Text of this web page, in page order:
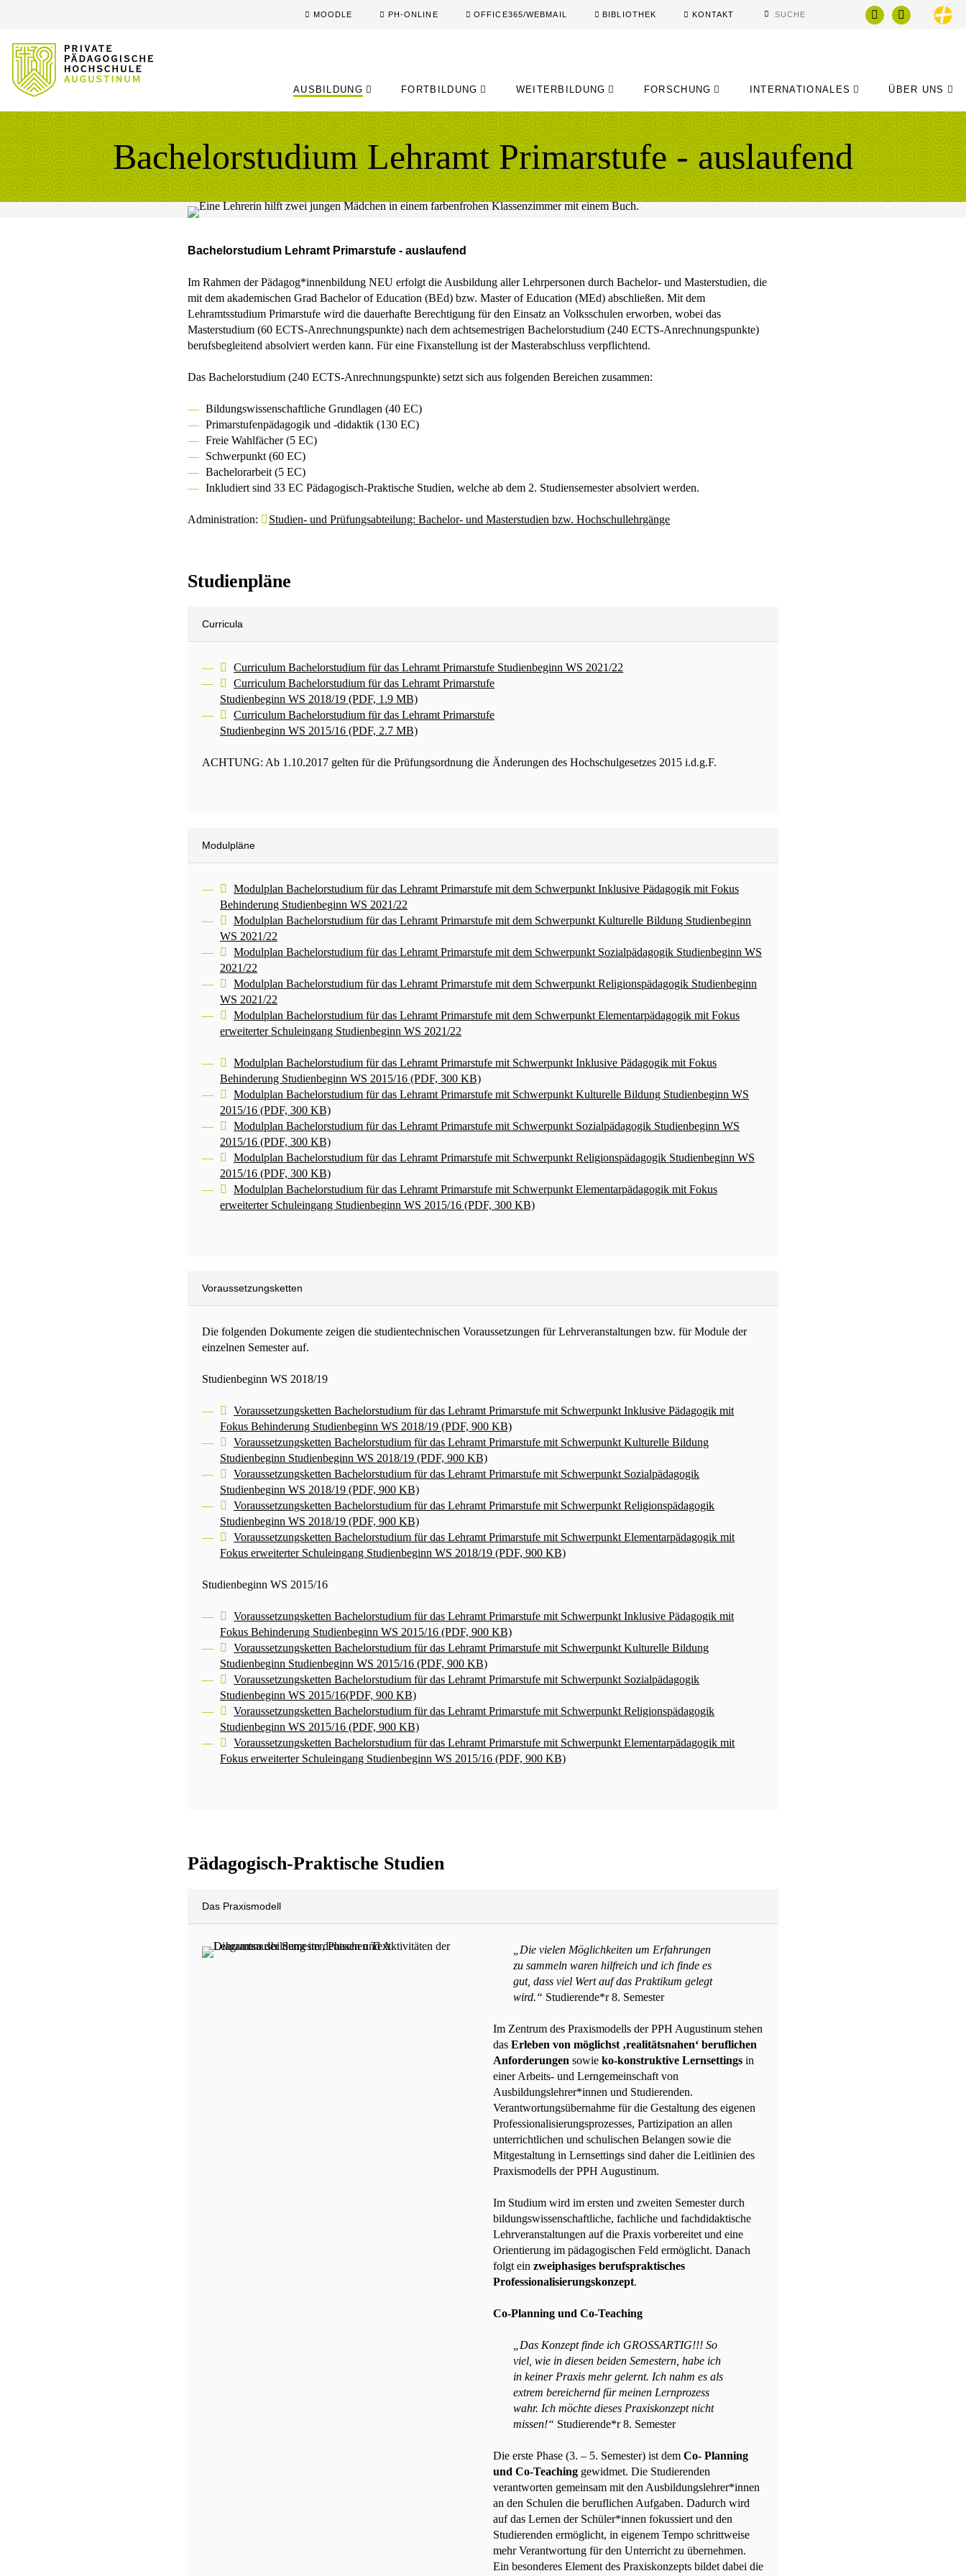
MOODLE PH-ONLINE OFFICE365/WEBMAIL BIBLIOTHEK KONTAKT
AUSBILDUNG FORTBILDUNG WEITERBILDUNG FORSCHUNG INTERNATIONALES ÜBER UNS
Bachelorstudium Lehramt Primarstufe - auslaufend
Bachelorstudium Lehramt Primarstufe - auslaufend
Im Rahmen der Pädagog*innenbildung NEU erfolgt die Ausbildung aller Lehrpersonen durch Bachelor- und Masterstudien, die
mit dem akademischen Grad Bachelor of Education (BEd) bzw. Master of Education (MEd) abschließen. Mit dem
Lehramtsstudium Primarstufe wird die dauerhafte Berechtigung für den Einsatz an Volksschulen erworben, wobei das
Masterstudium (60 ECTS-Anrechnungspunkte) nach dem achtsemestrigen Bachelorstudium (240 ECTS-Anrechnungspunkte)
berufsbegleitend absolviert werden kann. Für eine Fixanstellung ist der Masterabschluss verpflichtend.
Das Bachelorstudium (240 ECTS-Anrechnungspunkte) setzt sich aus folgenden Bereichen zusammen:
Bildungswissenschaftliche Grundlagen (40 EC)
Primarstufenpädagogik und -didaktik (130 EC)
Freie Wahlfächer (5 EC)
Schwerpunkt (60 EC)
Bachelorarbeit (5 EC)
Inkludiert sind 33 EC Pädagogisch-Praktische Studien, welche ab dem 2. Studiensemester absolviert werden.
Administration: Studien- und Prüfungsabteilung: Bachelor- und Masterstudien bzw. Hochschullehrgänge
Studienpläne
Curricula
Curriculum Bachelorstudium für das Lehramt Primarstufe Studienbeginn WS 2021/22
Curriculum Bachelorstudium für das Lehramt Primarstufe
Studienbeginn WS 2018/19 (PDF, 1.9 MB)
Curriculum Bachelorstudium für das Lehramt Primarstufe
Studienbeginn WS 2015/16 (PDF, 2.7 MB)
ACHTUNG: Ab 1.10.2017 gelten für die Prüfungsordnung die Änderungen des Hochschulgesetzes 2015 i.d.g.F.
Modulpläne
Modulplan Bachelorstudium für das Lehramt Primarstufe mit dem Schwerpunkt Inklusive Pädagogik mit Fokus
Behinderung Studienbeginn WS 2021/22
Modulplan Bachelorstudium für das Lehramt Primarstufe mit dem Schwerpunkt Kulturelle Bildung Studienbeginn
WS 2021/22
Modulplan Bachelorstudium für das Lehramt Primarstufe mit dem Schwerpunkt Sozialpädagogik Studienbeginn WS
2021/22
Modulplan Bachelorstudium für das Lehramt Primarstufe mit dem Schwerpunkt Religionspädagogik Studienbeginn
WS 2021/22
Modulplan Bachelorstudium für das Lehramt Primarstufe mit dem Schwerpunkt Elementarpädagogik mit Fokus
erweiterter Schuleingang Studienbeginn WS 2021/22
Modulplan Bachelorstudium für das Lehramt Primarstufe mit Schwerpunkt Inklusive Pädagogik mit Fokus
Behinderung Studienbeginn WS 2015/16 (PDF, 300 KB)
Modulplan Bachelorstudium für das Lehramt Primarstufe mit Schwerpunkt Kulturelle Bildung Studienbeginn WS
2015/16 (PDF, 300 KB)
Modulplan Bachelorstudium für das Lehramt Primarstufe mit Schwerpunkt Sozialpädagogik Studienbeginn WS
2015/16 (PDF, 300 KB)
Modulplan Bachelorstudium für das Lehramt Primarstufe mit Schwerpunkt Religionspädagogik Studienbeginn WS
2015/16 (PDF, 300 KB)
Modulplan Bachelorstudium für das Lehramt Primarstufe mit Schwerpunkt Elementarpädagogik mit Fokus
erweiterter Schuleingang Studienbeginn WS 2015/16 (PDF, 300 KB)
Voraussetzungsketten
Die folgenden Dokumente zeigen die studientechnischen Voraussetzungen für Lehrveranstaltungen bzw. für Module der
einzelnen Semester auf.
Studienbeginn WS 2018/19
Voraussetzungsketten Bachelorstudium für das Lehramt Primarstufe mit Schwerpunkt Inklusive Pädagogik mit
Fokus Behinderung Studienbeginn WS 2018/19 (PDF, 900 KB)
Voraussetzungsketten Bachelorstudium für das Lehramt Primarstufe mit Schwerpunkt Kulturelle Bildung
Studienbeginn Studienbeginn WS 2018/19 (PDF, 900 KB)
Voraussetzungsketten Bachelorstudium für das Lehramt Primarstufe mit Schwerpunkt Sozialpädagogik
Studienbeginn WS 2018/19 (PDF, 900 KB)
Voraussetzungsketten Bachelorstudium für das Lehramt Primarstufe mit Schwerpunkt Religionspädagogik
Studienbeginn WS 2018/19 (PDF, 900 KB)
Voraussetzungsketten Bachelorstudium für das Lehramt Primarstufe mit Schwerpunkt Elementarpädagogik mit
Fokus erweiterter Schuleingang Studienbeginn WS 2018/19 (PDF, 900 KB)
Studienbeginn WS 2015/16
Voraussetzungsketten Bachelorstudium für das Lehramt Primarstufe mit Schwerpunkt Inklusive Pädagogik mit
Fokus Behinderung Studienbeginn WS 2015/16 (PDF, 900 KB)
Voraussetzungsketten Bachelorstudium für das Lehramt Primarstufe mit Schwerpunkt Kulturelle Bildung
Studienbeginn Studienbeginn WS 2015/16 (PDF, 900 KB)
Voraussetzungsketten Bachelorstudium für das Lehramt Primarstufe mit Schwerpunkt Sozialpädagogik
Studienbeginn WS 2015/16(PDF, 900 KB)
Voraussetzungsketten Bachelorstudium für das Lehramt Primarstufe mit Schwerpunkt Religionspädagogik
Studienbeginn WS 2015/16 (PDF, 900 KB)
Voraussetzungsketten Bachelorstudium für das Lehramt Primarstufe mit Schwerpunkt Elementarpädagogik mit
Fokus erweiterter Schuleingang Studienbeginn WS 2015/16 (PDF, 900 KB)
Pädagogisch-Praktische Studien
Das Praxismodell
„Die vielen Möglichkeiten um Erfahrungen
zu sammeln waren hilfreich und ich finde es
gut, dass viel Wert auf das Praktikum gelegt
wird.“ Studierende*r 8. Semester
Im Zentrum des Praxismodells der PPH Augustinum stehen
dasErleben von möglichst ‚realitätsnahen‘ beruflichen
Anforderungen sowieko-konstruktive Lernsettingsin
einer Arbeits- und Lerngemeinschaft von
Ausbildungslehrer*innen und Studierenden.
Verantwortungsübernahme für die Gestaltung des eigenen
Professionalisierungsprozesses, Partizipation an allen
unterrichtlichen und schulischen Belangen sowie die
Mitgestaltung in Lernsettings sind daher die Leitlinien des
Praxismodells der PPH Augustinum.
Im Studium wird im ersten und zweiten Semester durch
bildungswissenschaftliche, fachliche und fachdidaktische
Lehrveranstaltungen auf die Praxis vorbereitet und eine
Orientierung im pädagogischen Feld ermöglicht. Danach
folgt einzweiphasiges berufspraktisches
Professionalisierungskonzept.
Co-Planning und Co-Teaching
„Das Konzept finde ich GROSSARTIG!!! So
viel, wie in diesen beiden Semestern, habe ich
in keiner Praxis mehr gelernt. Ich nahm es als
extrem bereichernd für meinen Lernprozess
wahr. Ich möchte dieses Praxiskonzept nicht
missen!“ Studierende*r 8. Semester
Die erste Phase (3. – 5. Semester) ist demCo- Planning
und Co-Teaching gewidmet. Die Studierenden
verantworten gemeinsam mit den Ausbildungslehrer*innen
an den Schulen die beruflichen Aufgaben. Dadurch wird
auf das Lernen der Schüler*innen fokussiert und den
Studierenden ermöglicht, in eigenem Tempo schrittweise
mehr Verantwortung für den Unterricht zu übernehmen.
Ein besonderes Element des Praxiskonzepts bildet dabei die